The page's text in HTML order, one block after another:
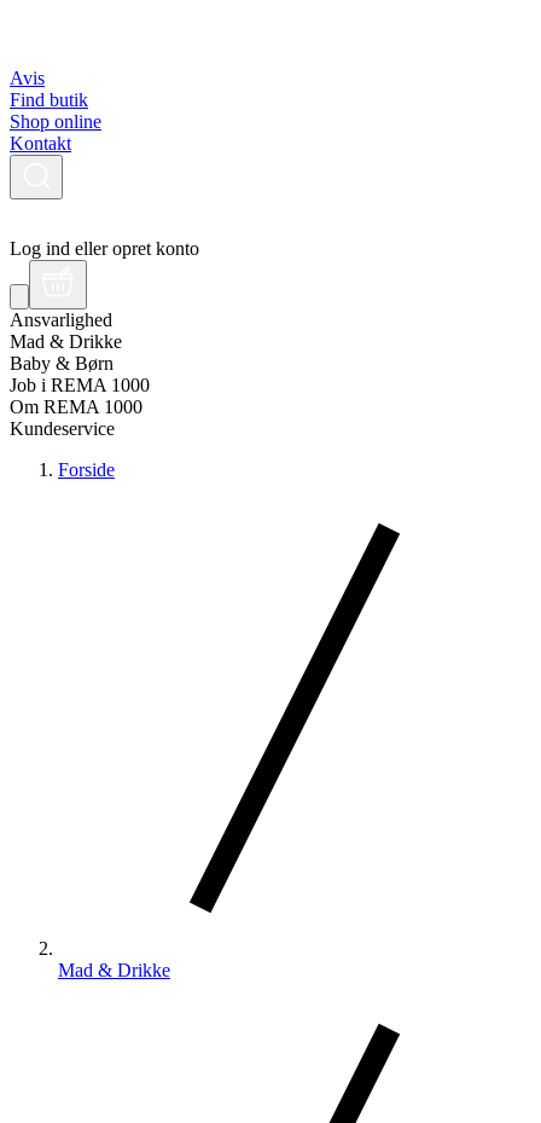
Avis
Find butik
Shop online
Kontakt
Log ind eller opret konto
Ansvarlighed
Mad & Drikke
Baby & Børn
Job i REMA 1000
Om REMA 1000
Kundeservice
Forside
Mad & Drikke